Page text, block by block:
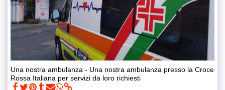
Una nostra ambulanza - Una nostra ambulanza presso la Croce
Rossa Italiana per servizi da loro richiesti